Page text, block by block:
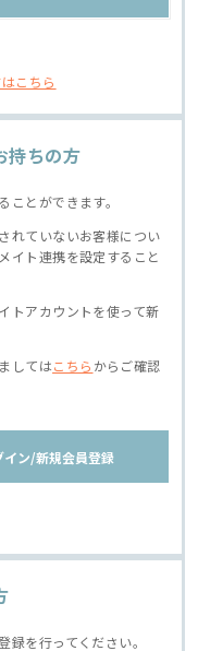
こちら
持ちの方
とができます。
れていないお客様につい
イト連携を設定すること
トアカウントを使って新
してはこちら からご確認
イン/新規会員登録
を行ってください。